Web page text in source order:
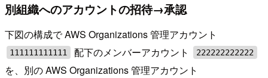
別組織へのアカウントの招待→承認
下図の構成で AWS Organizations 管理アカウント
111111111111 配下のメンバーアカウント 222222222222
を、別の AWS Organizations 管理アカウント